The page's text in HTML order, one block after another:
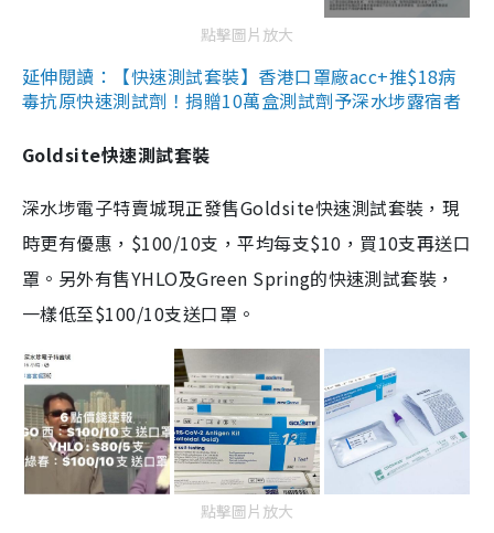
點擊圖片放大
延伸閱讀：【快速測試套裝】香港口罩廠acc+推$18病
毒抗原快速測試劑！捐贈10萬盒測試劑予深水埗露宿者
Goldsite快速測試套裝
深水埗電子特賣城現正發售Goldsite快速測試套裝，現
時更有優惠，$100/10支，平均每支$10，買10支再送口
罩。另外有售YHLO及Green Spring的快速測試套裝，
一樣低至$100/10支送口罩。
點擊圖片放大